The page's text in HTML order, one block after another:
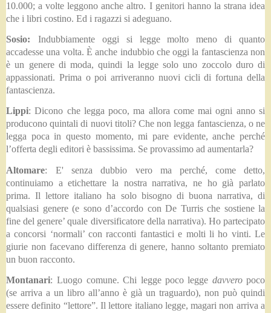
10.000; a volte leggono anche altro. I genitori hanno la strana idea
che i libri costino. Ed i ragazzi si adeguano.
Sosio:
Indubbiamente oggi si legge molto meno di quanto
accadesse una volta. È anche indubbio che oggi la fantascienza non
è un genere di moda, quindi la legge solo uno zoccolo duro di
appassionati. Prima o poi arriveranno nuovi cicli di fortuna della
fantascienza.
Lippi: Dicono che legga poco, ma allora come mai ogni anno si
producono quintali di nuovi titoli? Che non legga fantascienza, o ne
legga poca in questo momento, mi pare evidente, anche perché
l’offerta degli editori è bassissima. Se provassimo ad aumentarla?
Altomare:
E' senza dubbio vero ma perché, come detto,
continuiamo a etichettare la nostra narrativa, ne ho già parlato
prima. Il lettore italiano ha solo bisogno di buona narrativa, di
qualsiasi genere (e sono d’accordo con De Turris che sostiene la
fine del genere’ quale diversificatore della narrativa). Ho partecipato
a concorsi ‘normali’ con racconti fantastici e molti li ho vinti. Le
giurie non facevano differenza di genere, hanno soltanto premiato
un buon racconto.
Montanari: Luogo comune. Chi legge poco legge davveropoco
(se arriva a un libro all’anno è già un traguardo), non può quindi
essere definito “lettore”. Il lettore italiano legge, magari non arriva a